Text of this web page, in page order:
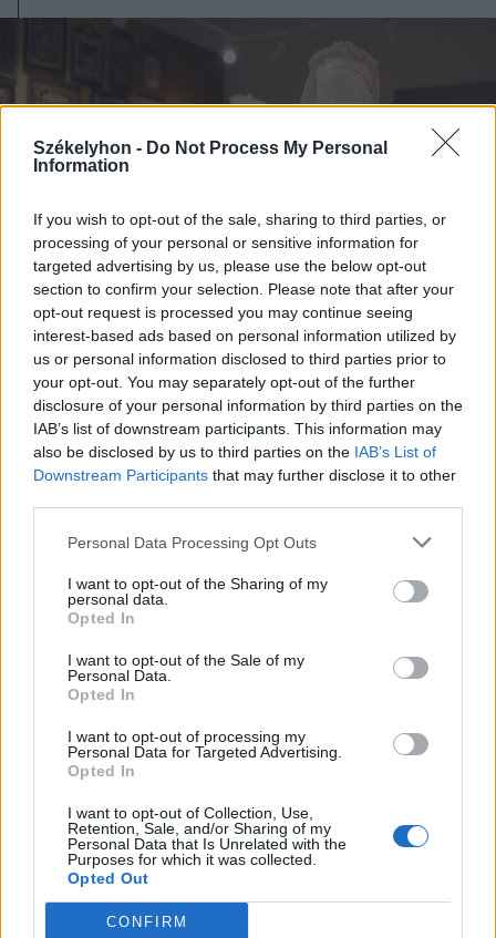
Székelyhon - Do Not Process My Personal
Information
If you wish to opt-out of the sale, sharing to third parties, or
processing of your personal or sensitive information for
targeted advertising by us, please use the below opt-out
section to confirm your selection. Please note that after your
opt-out request is processed you may continue seeing
interest-based ads based on personal information utilized by
us or personal information disclosed to third parties prior to
your opt-out. You may separately opt-out of the further
disclosure of your personal information by third parties on the
IAB’s list of downstream participants. This information may
also be disclosed by us to third parties on the IAB’s List of
Downstream Participants that may further disclose it to other
Personal Data Processing Opt Outs
I want to opt-out of the Sharing of my
personal data.
Opted In
I want to opt-out of the Sale of my
Personal Data.
Opted In
I want to opt-out of processing my
Personal Data for Targeted Advertising.
Opted In
I want to opt-out of Collection, Use,
Retention, Sale, and/or Sharing of my
Personal Data that Is Unrelated with the
Purposes for which it was collected.
Opted Out
CONFIRM
2026. augusztus 07., péntek
Emberi sorsokat, érzelmeket
mutat be a Magyar Menyasszony
kiállítás
2026. augusztus 07., péntek